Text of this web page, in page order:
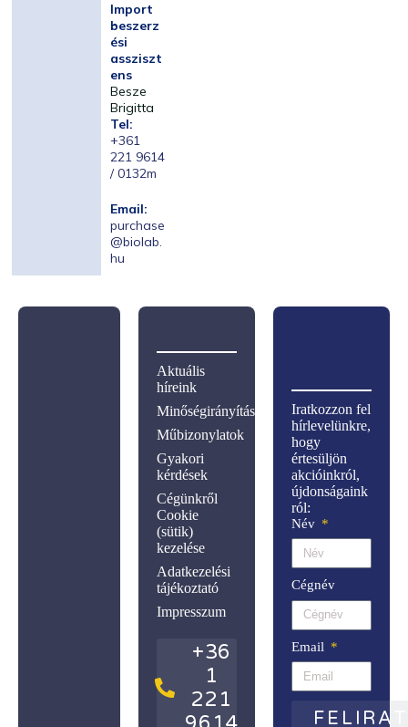
Import
beszerz
ési
assziszt
ens
Besze
Brigitta
Tel:
+361
221 9614
/ 0132m
Email:
purchase
@biolab.
hu
Iratkozzon fel
hírlevelünkre,
hogy
értesüljön
akcióinkról,
újdonságaink
ról:
Név
Cégnév
Email
Aktuális
híreink
Minőségirányítás
Műbizonylatok
Gyakori
kérdések
Cégünkről
Cookie
(sütik)
kezelése
Adatkezelési
tájékoztató
Impresszum
+36
1
221